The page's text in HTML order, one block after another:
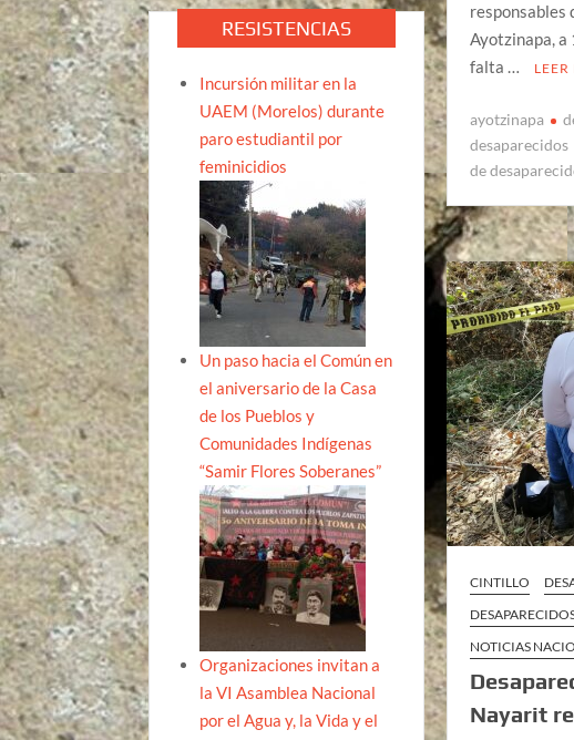
responsables
Ayotzinapa, a
falta …
LEER
ayotzinapa
desaparecidos
de
CINTILLO
NOTICIAS
Nayarit
RESISTENCIAS
Incursión militar en la
UAEM (Morelos) durante
paro estudiantil por
feminicidios
Un paso hacia el Común en
el aniversario de la Casa
de los Pueblos y
Comunidades Indígenas
“Samir Flores Soberanes”
Organizaciones invitan a
la VI Asamblea Nacional
por el Agua y, la Vida y el